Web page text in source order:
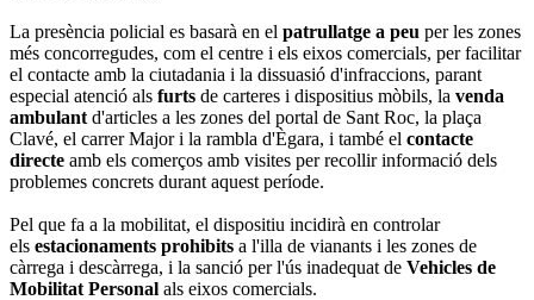
La presència policial es basarà en el patrullatge a peu per les zones
més concorregudes, com el centre i els eixos comercials, per facilitar
el contacte amb la ciutadania i la dissuasió d'infraccions, parant
especial atenció als furts de carteres i dispositius mòbils, la venda
ambulant d'articles a les zones del portal de Sant Roc, la plaça
Clavé, el carrer Major i la rambla d'Ègara, i també el contacte
directe amb els comerços amb visites per recollir informació dels
problemes concrets durant aquest període.
Pel que fa a la mobilitat, el dispositiu incidirà en controlar
els estacionaments prohibits a l'illa de vianants i les zones de
càrrega i descàrrega, i la sanció per l'ús inadequat de Vehicles de
Mobilitat Personal als eixos comercials.